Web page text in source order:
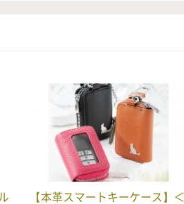
【本革スマートキーケース】＜